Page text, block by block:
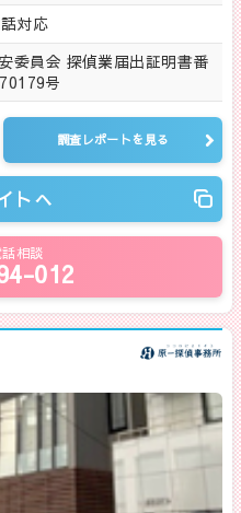
対応
委員会 探偵業届出証明書番
号
調査レポートを見る
トへ
相談
012